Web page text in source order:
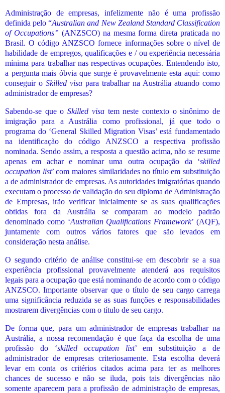
Administração de empresas, infelizmente não é uma profissão
definida pelo “Australian and New Zealand Standard Classification
of Occupations” (ANZSCO) na mesma forma direta praticada no
Brasil. O código ANZSCO fornece informações sobre o nível de
habilidade de empregos, qualificações e / ou experiência necessária
mínima para trabalhar nas respectivas ocupações. Entendendo isto,
a pergunta mais óbvia que surge é provavelmente esta aqui: como
conseguir o Skilled visa para trabalhar na Austrália atuando como
administrador de empresas?
Sabendo-se que oSkilled visa tem neste contexto o sinônimo de
imigração para a Austrália como profissional, já que todo o
programa do ‘General Skilled Migration Visas’ está fundamentado
na identificação do código ANZSCO a respectiva profissão
nominada. Sendo assim, a resposta a questão acima, não se resume
apenas em achar e nominar uma outra ocupação da ‘skilled
occupation list’ com maiores similaridades no título em substituição
a de administrador de empresas. As autoridades imigratórias quando
executam o processo de validação do seu diploma de Administração
de Empresas, irão verificar inicialmente se as suas qualificações
obtidas fora da Austrália se comparam ao modelo padrão
denominado como ‘Australian Qualifications Framework’ (AQF),
juntamente com outros vários fatores que são levados em
consideração nesta análise.
O segundo critério de análise constitui-se em descobrir se a sua
experiência profissional provavelmente atenderá aos requisitos
legais para a ocupação que está nominando de acordo com o código
ANZSCO. Importante observar que o título de seu cargo carrega
uma significância reduzida se as suas funções e responsabilidades
mostrarem divergências com o título de seu cargo.
De forma que, para um administrador de empresas trabalhar na
Austrália, a nossa recomendação é que faça da escolha de uma
profissão do ‘skilled occupation list’ em substituição a de
administrador de empresas criteriosamente. Esta escolha deverá
levar em conta os critérios citados acima para ter as melhores
chances de sucesso e não se iluda, pois tais divergências não
somente aparecem para a profissão de administração de empresas,